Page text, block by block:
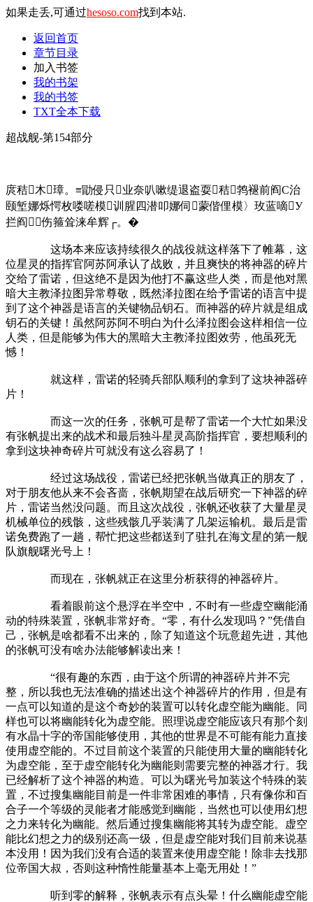
如果走丢,可通过hesoso.com找到本站.
返回首页
章节目录
加入书签
我的书架
我的书签
TXT全本下载
超战舰-第154部分
庹秸木璋。≡勖侵只业奈叭嗽缇退盗耍秸鹁褪前阎С治
颐堑娜烁愕枚喽嗟模训腥四潜叩娜伺蒙偕俚模〉玫蓝嘀У
拦阎∶伤箍耸涞牟辉┌。�
这场本来应该持续很久的战役就这样落下了帷幕，这
位星灵的指挥官阿苏阿承认了战败，并且爽快的将神器的碎片
交给了雷诺，但这绝不是因为他打不赢这些人类，而是他对黑
暗大主教泽拉图异常尊敬，既然泽拉图在给予雷诺的语言中提
到了这个神器是语言的关键物品钥石。而神器的碎片就是组成
钥石的关键！虽然阿苏阿不明白为什么泽拉图会这样相信一位
人类，但是能够为伟大的黑暗大主教泽拉图效劳，他虽死无
憾！
就这样，雷诺的轻骑兵部队顺利的拿到了这块神器碎
片！
而这一次的任务，张帆可是帮了雷诺一个大忙如果没
有张帆提出来的战术和最后独斗星灵高阶指挥官，要想顺利的
拿到这块神奇碎片可就没有这么容易了！
经过这场战役，雷诺已经把张帆当做真正的朋友了，
对于朋友他从来不会吝啬，张帆期望在战后研究一下神器的碎
片，雷诺当然没问题。而且这次战役，张帆还收获了大量星灵
机械单位的残骸，这些残骸几乎装满了几架运输机。最后是雷
诺免费跑了一趟，帮忙把这些都送到了驻扎在海文星的第一舰
队旗舰曙光号上！
而现在，张帆就正在这里分析获得的神器碎片。
看着眼前这个悬浮在半空中，不时有一些虚空幽能涌
动的特殊装置，张帆非常好奇。“零，有什么发现吗？”凭借自
己，张帆是啥都看不出来的，除了知道这个玩意超先进，其他
的张帆可没有啥办法能够解读出来！
“很有趣的东西，由于这个所谓的神器碎片并不完
整，所以我也无法准确的描述出这个神器碎片的作用，但是有
一点可以知道的是这个奇妙的装置可以转化虚空能为幽能。同
样也可以将幽能转化为虚空能。照理说虚空能应该只有那个刻
有水晶十字的帝国能够使用，其他的世界是不可能有能力直接
使用虚空能的。不过目前这个装置的只能使用大量的幽能转化
为虚空能，至于虚空能转化为幽能则需要完整的神器才行。我
已经解析了这个神器的构造。可以为曙光号加装这个特殊的装
置，不过搜集幽能目前是一件非常困难的事情，只有像你和百
合子一个等级的灵能者才能感觉到幽能，当然也可以使用幻想
之力来转化为幽能。然后通过搜集幽能将其转为虚空能。虚空
能比幻想之力的级别还高一级，但是虚空能对我们目前来说基
本没用！因为我们没有合适的装置来使用虚空能！除非去找那
位帝国大叔，否则这种惰性能量基本上毫无用处！”
听到零的解释，张帆表示有点头晕！什么幽能虚空能